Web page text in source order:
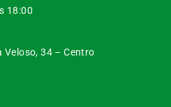
18:00
Veloso, 34 – Centro